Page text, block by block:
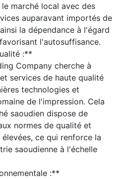
marché local avec des
auparavant importés de
la dépendance à l'égard
l'autosuffisance.
:**
services de haute qualité
technologies et
de l'impression. Cela
saoudien dispose de
normes de qualité et
ce qui renforce la
saoudienne à l'échelle
:**